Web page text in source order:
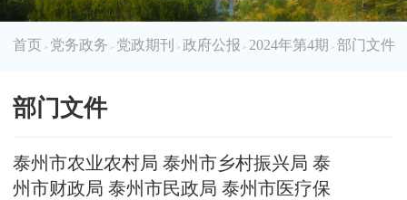
首页 > 党务政务 > 党政期刊 > 政府公报 > 2024年第4期 >部门文件
部门文件
泰州市农业农村局 泰州市乡村振兴局 泰
州市财政局 泰州市民政局 泰州市医疗保